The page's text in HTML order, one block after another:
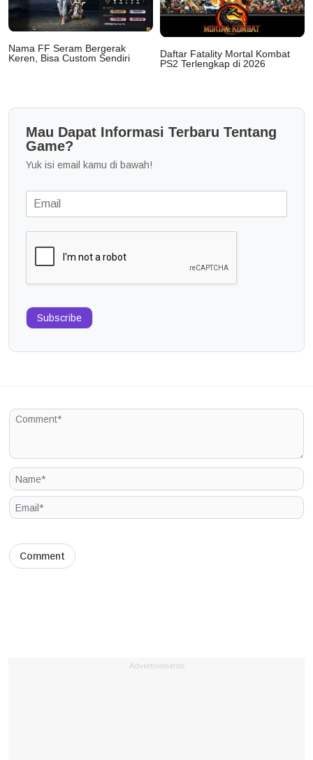
Nama FF Seram Bergerak
Keren, Bisa Custom Sendiri
Daftar Fatality Mortal Kombat
PS2 Terlengkap di 2026
Mau Dapat Informasi Terbaru Tentang
Game?
Yuk isi email kamu di bawah!
Subscribe
Advertisements